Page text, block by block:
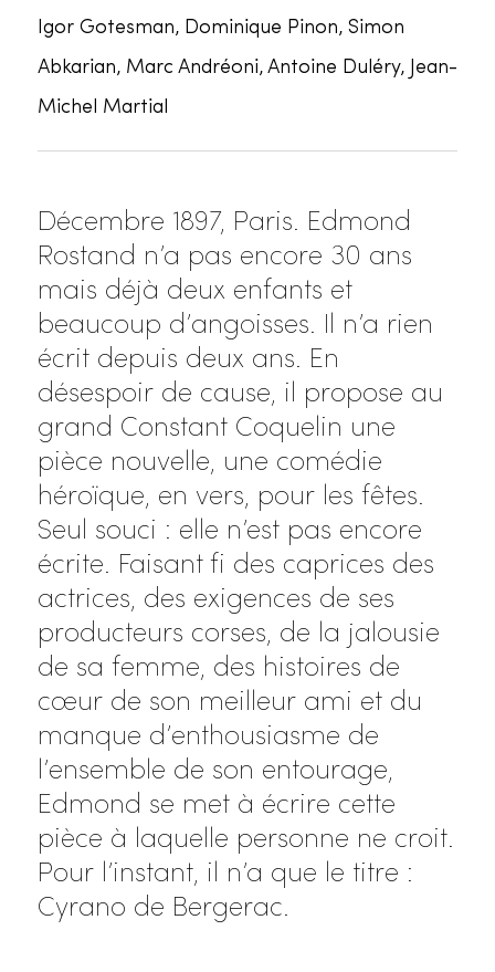
Igor Gotesman, Dominique Pinon, Simon
Abkarian, Marc Andréoni, Antoine Duléry, Jean-
Michel Martial
Décembre 1897, Paris. Edmond
Rostand n’a pas encore 30 ans
mais déjà deux enfants et
beaucoup d’angoisses. Il n’a rien
écrit depuis deux ans. En
désespoir de cause, il propose au
grand Constant Coquelin une
pièce nouvelle, une comédie
héroïque, en vers, pour les fêtes.
Seul souci : elle n’est pas encore
écrite. Faisant fi des caprices des
actrices, des exigences de ses
producteurs corses, de la jalousie
de sa femme, des histoires de
cœur de son meilleur ami et du
manque d’enthousiasme de
l’ensemble de son entourage,
Edmond se met à écrire cette
pièce à laquelle personne ne croit.
Pour l’instant, il n’a que le titre :
Cyrano de Bergerac.